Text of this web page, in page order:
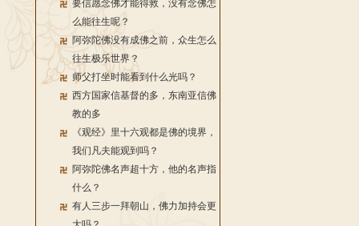
要信愿念佛才能得救，没有念佛怎
么能往生呢？
阿弥陀佛没有成佛之前，众生怎么
往生极乐世界？
师父打坐时能看到什么光吗？
西方国家信基督的多，东南亚信佛
教的多
《观经》里十六观都是佛的境界，
我们凡夫能观到吗？
阿弥陀佛名声超十方，他的名声指
什么？
有人三步一拜朝山，佛力加持会更